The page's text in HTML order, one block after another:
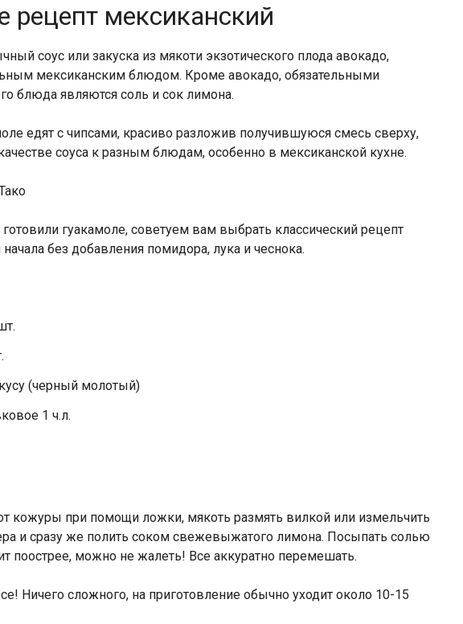
рецепт мексиканский
соус или закуска из мякоти экзотического плода авокадо,
мексиканским блюдом. Кроме авокадо, обязательными
блюда являются соль и сок лимона.
едят с чипсами, красиво разложив получившуюся смесь сверху,
соуса к разным блюдам, особенно в мексиканской кухне.
гуакамоле, советуем вам выбрать классический рецепт
без добавления помидора, лука и чеснока.
(черный молотый)
1 ч.л.
кожуры при помощи ложки, мякоть размять вилкой или измельчить
и сразу же полить соком свежевыжатого лимона. Посыпать солью
поострее, можно не жалеть! Все аккуратно перемешать.
Ничего сложного, на приготовление обычно уходит около 10-15